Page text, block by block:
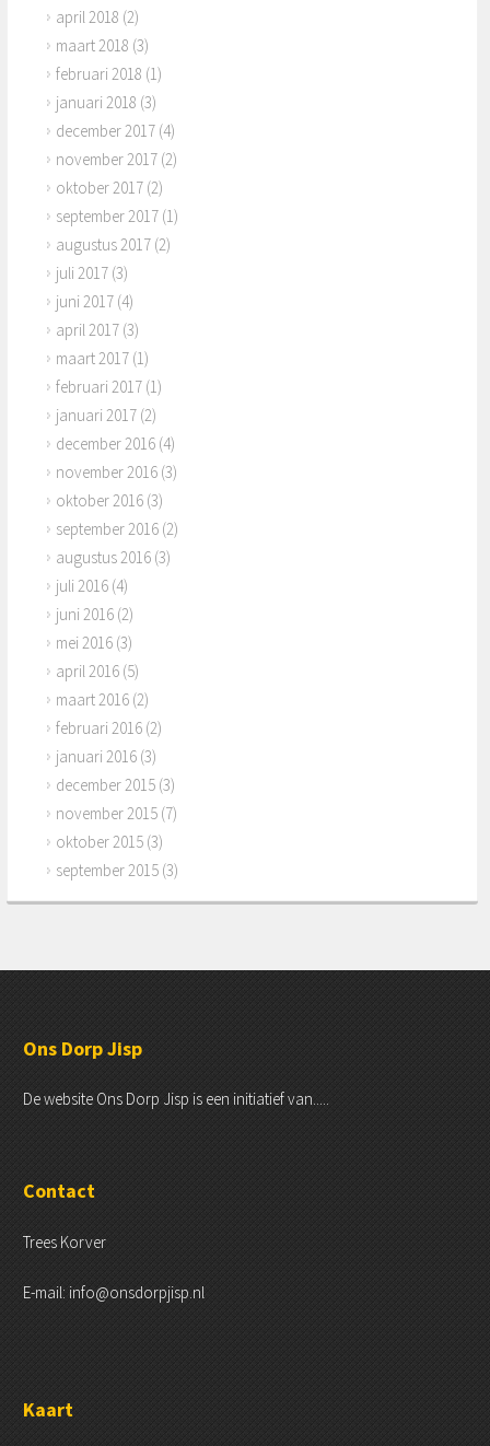
april 2018 (2)
maart 2018 (3)
februari 2018 (1)
januari 2018 (3)
december 2017 (4)
november 2017 (2)
oktober 2017 (2)
september 2017 (1)
augustus 2017 (2)
juli 2017 (3)
juni 2017 (4)
april 2017 (3)
maart 2017 (1)
februari 2017 (1)
januari 2017 (2)
december 2016 (4)
november 2016 (3)
oktober 2016 (3)
september 2016 (2)
augustus 2016 (3)
juli 2016 (4)
juni 2016 (2)
mei 2016 (3)
april 2016 (5)
maart 2016 (2)
februari 2016 (2)
januari 2016 (3)
december 2015 (3)
november 2015 (7)
oktober 2015 (3)
september 2015 (3)
Ons Dorp Jisp
De website Ons Dorp Jisp is een initiatief van.....
Contact
Trees Korver
E-mail: info@onsdorpjisp.nl
Kaart